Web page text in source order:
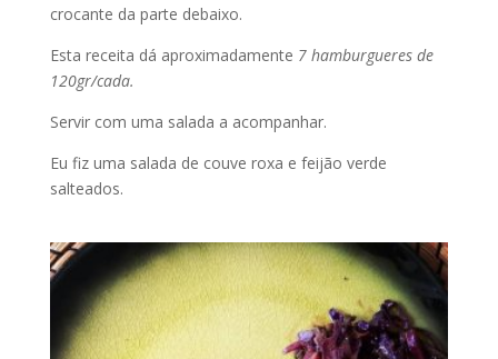
crocante da parte debaixo.
Esta receita dá aproximadamente 7 hamburgueres de
120gr/cada.
Servir com uma salada a acompanhar.
Eu fiz uma salada de couve roxa e feijão verde
salteados.